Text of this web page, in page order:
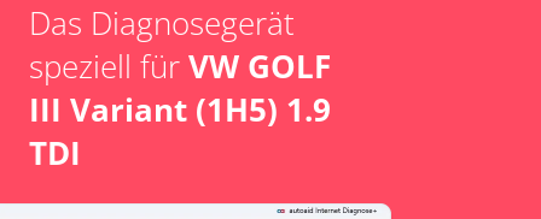
Das Diagnosegerät
speziell fürVW GOLF
III Variant (1H5) 1.9
TDI